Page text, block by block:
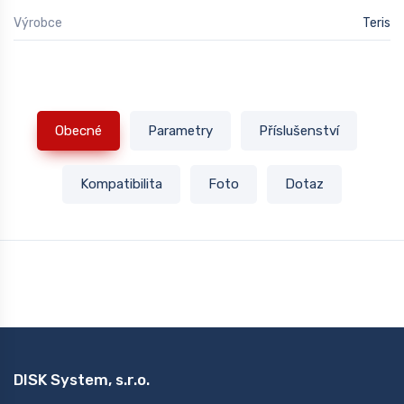
Výrobce Teris
Obecné Parametry Příslušenství
Kompatibilita Foto Dotaz
DISK System, s.r.o.